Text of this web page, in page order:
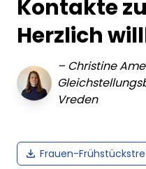
Kontakte
Herzlich
– Christine
Vreden
Frauen-